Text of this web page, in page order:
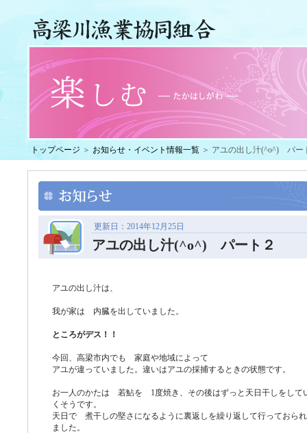
トップページ ＞ お知らせ・イベント情報一覧 ＞ アユの出し汁(^o^) パー
更新日：2014年12月25日
アユの出し汁(^o^) パート２
アユの出し汁は、
我が家は 内臓を出していました。
ところがデス！！
今回、高梁市内でも 家庭や地域によって
アユが違っていました。違いはアユの採捕するときの状態です。
お一人のかたは 若鮎を 1度焼き、その後はずっと天日干しをして
くそうです。
天日で 煮干しの堅さになるように裏返しを繰り返して行っておられ
ました。